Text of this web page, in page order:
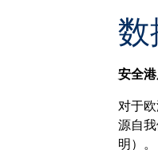
安全
对于
源自
明）。